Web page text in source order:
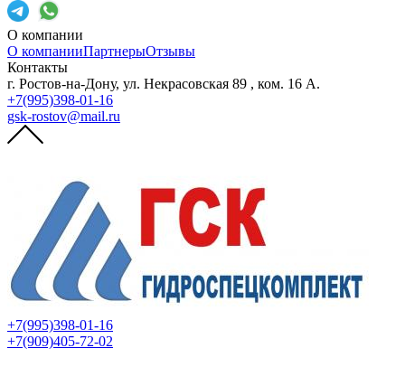
О компании
О компанииПартнерыОтзывы
Контакты
г. Ростов-на-Дону, ул. Некрасовская 89 , ком. 16 А.
+7(995)398-01-16
gsk-rostov@mail.ru
+7(995)398-01-16
+7(909)405-72-02